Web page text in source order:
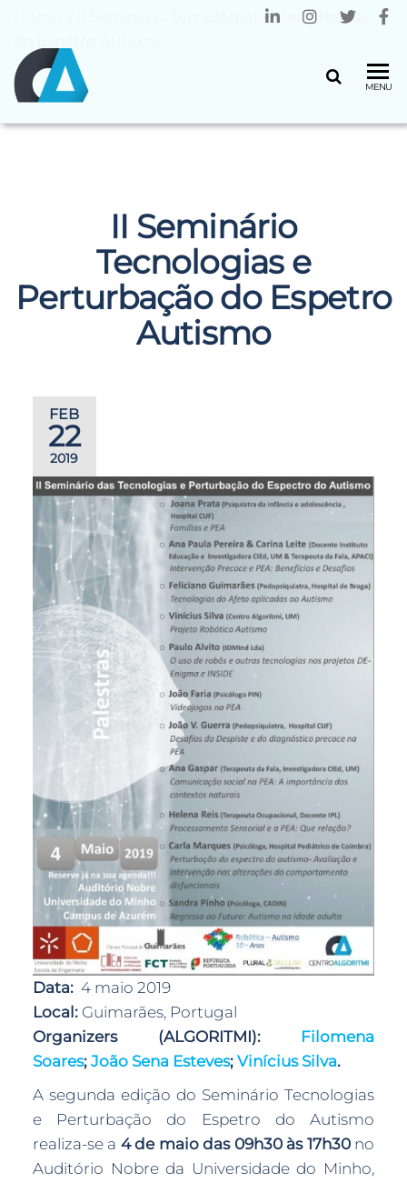
MENU
II Seminário Tecnologias e Perturbação
II Seminário
Tecnologias e
Perturbação do Espetro
Autismo
FEB
22
2019
Data:4 maio 2019
Local:Guimarães, Portugal
Organizers (ALGORITMI): Filomena
Soares; João Sena Esteves; Vinícius Silva.
A segunda edição do Seminário Tecnologias
e Perturbação do Espetro do Autismo
realiza-se a 4 de maio das 09h30 às 17h30no
Auditório Nobre da Universidade do Minho,